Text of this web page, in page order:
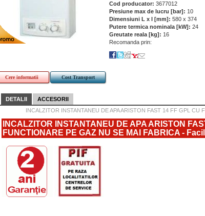
Cod producator: 3677012
Presiune max de lucru [bar]: 10
Dimensiuni L x l [mm]: 580 x 374
Putere termica nominala [kW]: 24
Greutate reala [kg]: 16
Recomanda prin:
Cere informatii Cost Transport
DETALII
ACCESORII
INCALZITOR INSTANTANEU DE APA ARISTON FAST 14 FF GPL CU
INCALZITOR INSTANTANEU DE APA ARISTON
FUNCTIONARE PE GAZ NU SE MAI FABRICA -